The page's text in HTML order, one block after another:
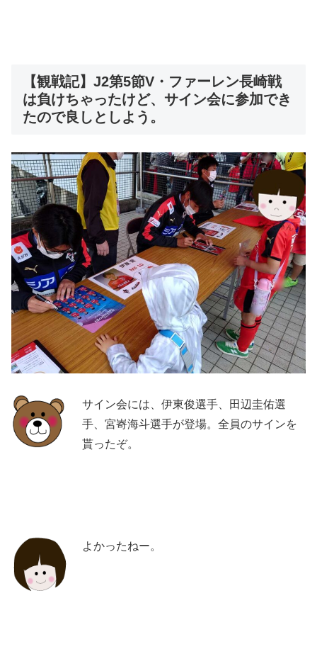
【観戦記】J2第5節V・ファーレン長崎戦
は負けちゃったけど、サイン会に参加でき
たので良しとしよう。
サイン会には、伊東俊選手、田辺圭佑選
手、宮㟢海斗選手が登場。全員のサインを
貰ったぞ。
よかったねー。